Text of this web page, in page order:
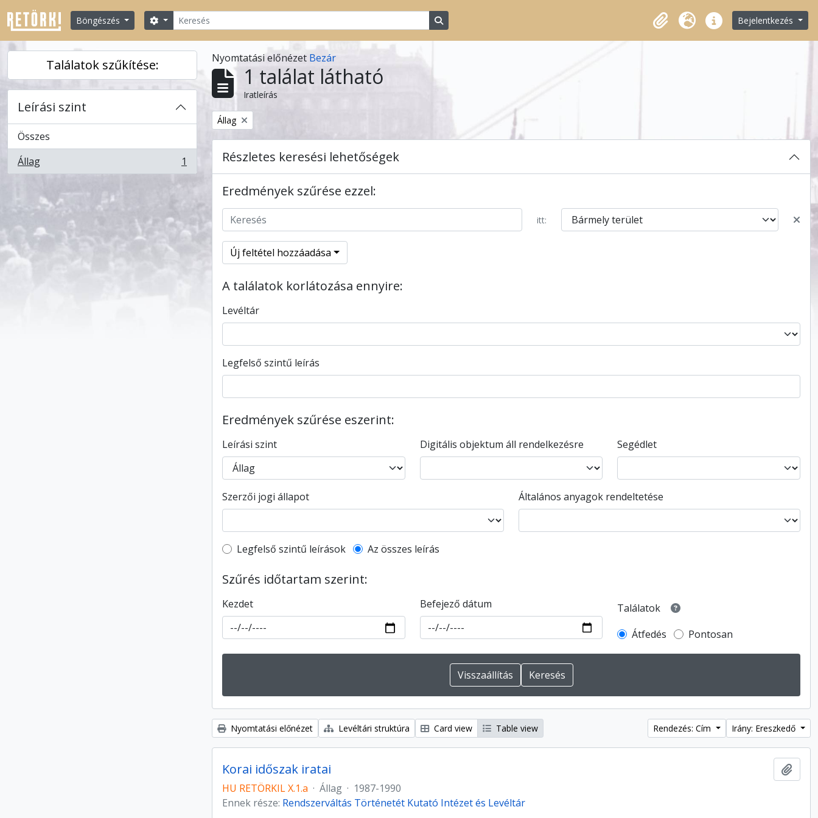
Skip to main content
Böngészés
Keresés
Search options
VágólapNyelv Gyorshivatkozások
Bejelentkezés
Találatok szűkítése:
Leírási szint
Összes
Állag
, 1 eredmények 1
Nyomtatási előnézet Bezár
1 találat látható
Iratleírás
Remove filter:
Állag
Részletes keresési lehetőségek
Eredmények szűrése ezzel:
itt:
Új feltétel hozzáadása
A találatok korlátozása ennyire:
Levéltár
Legfelső szintű leírás
Eredmények szűrése eszerint:
Leírási szint Digitális objektum áll rendelkezésre Segédlet
Szerzői jogi állapot Általános anyagok rendeltetése
Top-level description filter
Legfelső szintű leírások Az összes leírás
Szűrés időtartam szerint:
Kezdet Befejező dátum
Találatok
Átfedés
Pontosan
Nyomtatási előnézet Levéltári struktúra Card view Table view Rendezés: Cím Irány: Ereszkedő
Korai időszak iratai
HU RETÖRKIL X.1.a · Állag · 1987-1990
Ennek része: Rendszerváltás Történetét Kutató Intézet és Levéltár